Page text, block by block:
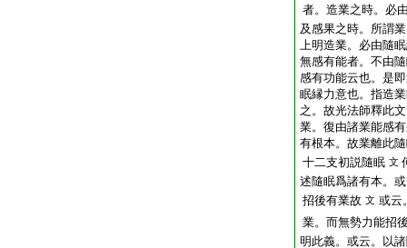
者。造業之時。必
及感果之時。所謂
上明造業。必由隨
無感有能者。不由
感有功能云也。是
眠縁力意也。指造
之。故光法師釋此
業。復由諸業能感
有根本。故業離此
十二支初説隨眠 文
述隨眠爲諸有本。
招後有業故 文 或云
業。而無勢力能招
明此義。或云。以